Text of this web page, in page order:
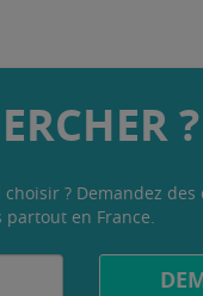
?
? Demandez des
en France.